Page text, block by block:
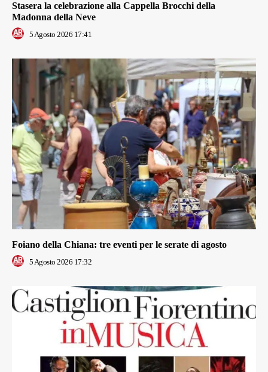
Stasera la celebrazione alla Cappella Brocchi della
Madonna della Neve
5 Agosto 2026 17:41
Foiano della Chiana: tre eventi per le serate di agosto
5 Agosto 2026 17:32